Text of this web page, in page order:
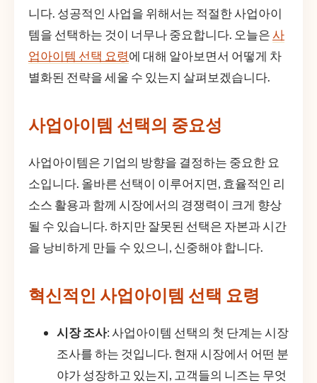
니다. 성공적인 사업을 위해서는 적절한 사업아이
템을 선택하는 것이 너무나 중요합니다. 오늘은사
업아이템 선택 요령에 대해 알아보면서 어떻게 차
별화된 전략을 세울 수 있는지 살펴보겠습니다.
사업아이템 선택의 중요성
사업아이템은 기업의 방향을 결정하는 중요한 요
소입니다. 올바른 선택이 이루어지면, 효율적인 리
소스 활용과 함께 시장에서의 경쟁력이 크게 향상
될 수 있습니다. 하지만 잘못된 선택은 자본과 시간
을 낭비하게 만들 수 있으니, 신중해야 합니다.
혁신적인 사업아이템 선택 요령
시장 조사: 사업아이템 선택의 첫 단계는 시장
조사를 하는 것입니다. 현재 시장에서 어떤 분
야가 성장하고 있는지, 고객들의 니즈는 무엇